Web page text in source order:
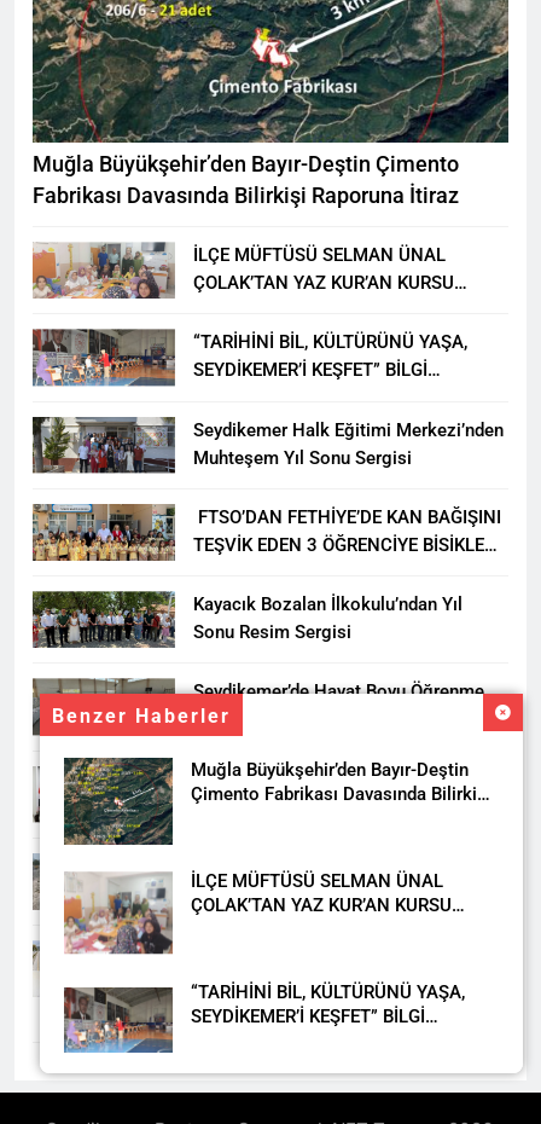
Benzer Haberler
Muğla Büyükşehir’den Bayır-Deştin
Çimento Fabrikası Davasında Bilirkişi
İLÇE MÜFTÜSÜ SELMAN ÜNAL
ÇOLAK’TAN YAZ KUR’AN KURSU
“TARİHİNİ BİL, KÜLTÜRÜNÜ YAŞA,
SEYDİKEMER’İ KEŞFET” BİLGİ
Muğla Büyükşehir’den Bayır-Deştin Çimento
Fabrikası Davasında Bilirkişi Raporuna İtiraz
İLÇE MÜFTÜSÜ SELMAN ÜNAL
ÇOLAK’TAN YAZ KUR’AN KURSU
“TARİHİNİ BİL, KÜLTÜRÜNÜ YAŞA,
SEYDİKEMER’İ KEŞFET” BİLGİ
Seydikemer Halk Eğitimi Merkezi’nden
Muhteşem Yıl Sonu Sergisi
FTSO’DAN FETHİYE’DE KAN BAĞIŞINI
TEŞVİK EDEN 3 ÖĞRENCİYE BİSİKLET
Kayacık Bozalan İlkokulu’ndan Yıl
Sonu Resim Sergisi
Seydikemer’de Hayat Boyu Öğrenme
Haftası Kadıköy Sergisiyle Başladı
DALAMAN KENT PARK PROJESİ İÇİN
BAŞKAN DURMUŞ’A YETKİ VERİLDİ
Seydikemer’de Akçay Deresi Tepkisi
Büyüyor: “Yetkililer Vatandaşın Sesini
Duysun”
Tutuklama